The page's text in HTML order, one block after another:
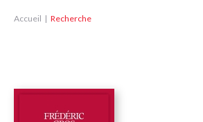
Accueil Recherche